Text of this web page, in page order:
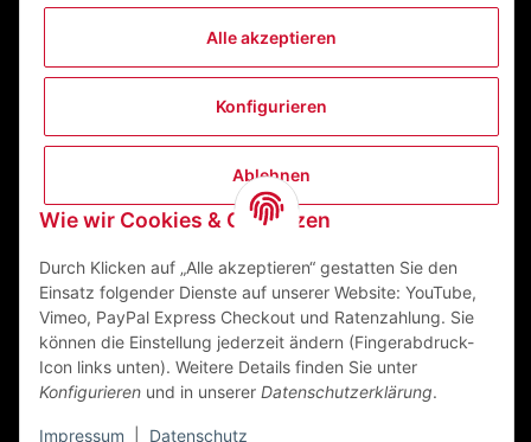
Alle akzeptieren
Konfigurieren
Ablehnen
Wie wir Cookies & Co nutzen
Durch Klicken auf „Alle akzeptieren“ gestatten Sie den
Einsatz folgender Dienste auf unserer Website: YouTube,
Vimeo, PayPal Express Checkout und Ratenzahlung. Sie
können die Einstellung jederzeit ändern (Fingerabdruck-
Icon links unten). Weitere Details finden Sie unter
Konfigurieren und in unserer Datenschutzerklärung.
Impressum Datenschutz
Gesetzliche Informationen
ZEGO Textilveredelungszentrum GmbH
63741 Aschaffenburg Deutschland
Mail:info@zego-tvz.de
Tel.:06021 59092-0